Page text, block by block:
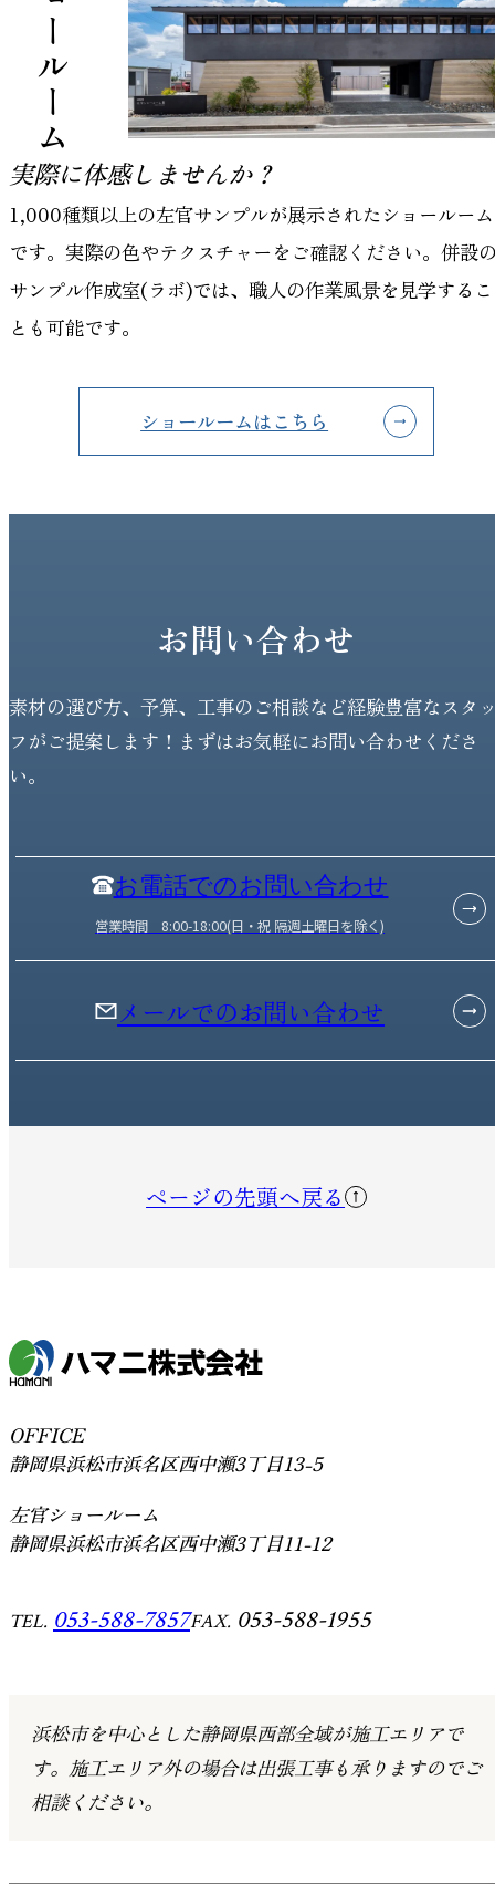
実際に体感しませんか？
1,000種類以上の左官サンプルが展示されたショールーム
です。実際の色やテクスチャーをご確認ください。併設
サンプル作成室(ラボ)では、職人の作業風景を見学するこ
とも可能です。
ショールームはこちら
お問い合わせ
素材の選び方、予算、工事のご相談など経験豊富なスタ
フがご提案します！まずはお気軽にお問い合わせくださ
い。
お電話でのお問い合わせ
営業時間 8:00-18:00(日・祝 隔週土曜日を除く)
メールでのお問い合わせ
ページの先頭へ戻る
OFFICE
静岡県浜松市浜名区西中瀬3丁目13-5
左官ショールーム
静岡県浜松市浜名区西中瀬3丁目11-12
TEL. 053-588-7857FAX. 053-588-1955
浜松市を中心とした静岡県西部全域が施工エリアで
す。 施工エリア外の場合は出張工事も承りますのでご
相談ください。